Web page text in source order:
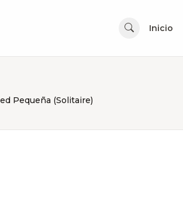
Inicio
Pequeña (Solitaire)